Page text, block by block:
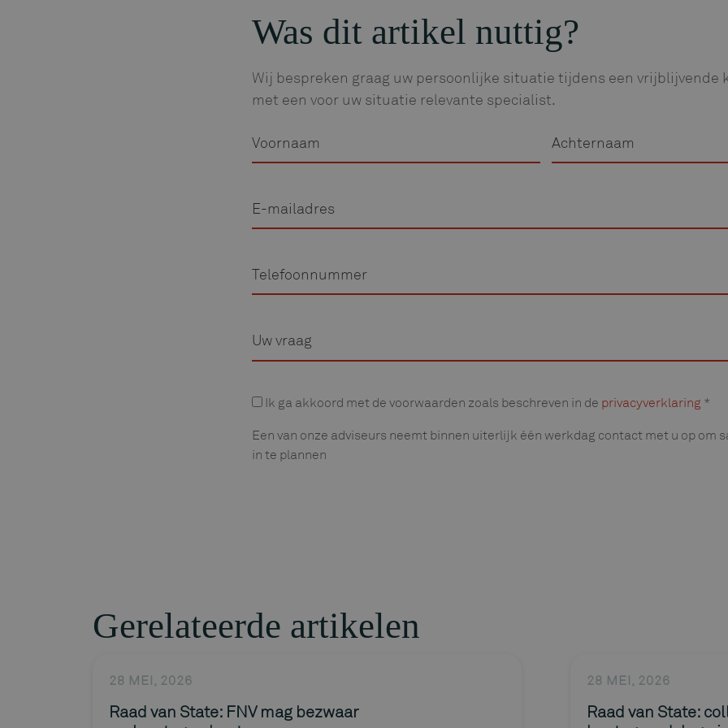
Was dit artikel nuttig?
Wij bespreken graag uw persoonlijke situatie tijdens een vrijblijvende
met een voor uw situatie relevante specialist.
mailadres
Privacyverklaring
Ik ga akkoord met de voorwaarden zoals beschreven in de privacyverklaring *
Een van onze adviseurs neemt binnen uiterlijk één werkdag contact met u op om
in te plannen
Gerelateerde artikelen
28 MEI, 2026
Raad van State: FNV mag bezwaar
28 MEI, 2026
Raad van State: